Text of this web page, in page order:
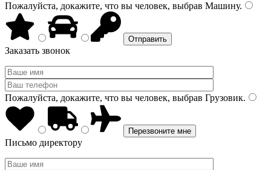
Пожалуйста, докажите, что вы человек, выбрав Машину.
Заказать звонок
Пожалуйста, докажите, что вы человек, выбрав Грузовик.
Письмо директору